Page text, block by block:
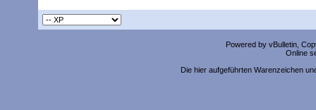
Powered by vBulletin,
Online
Die hier aufgeführten Warenzeichen